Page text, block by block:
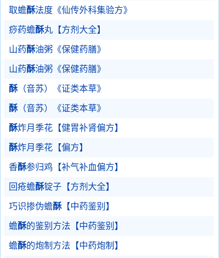
取蟾酥法度《仙传外科集验方》
痧药蟾酥丸【方剂大全】
山药酥油粥《保健药膳》
山药酥油粥《保健药膳》
酥（音苏）《证类本草》
酥（音苏）《证类本草》
酥炸月季花【健胃补肾偏方】
酥炸月季花【偏方】
香酥参归鸡【补气补血偏方】
回疮蟾酥锭子【方剂大全】
巧识掺伪蟾酥【中药鉴别】
蟾酥的鉴别方法【中药鉴别】
蟾酥的炮制方法【中药炮制】